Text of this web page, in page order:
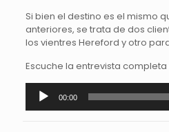
Si bien el destino es el mismo
anteriores, se trata de dos
los vientres Hereford y otro
Escuche la entrevista completa
Reproductor
audio
00:00